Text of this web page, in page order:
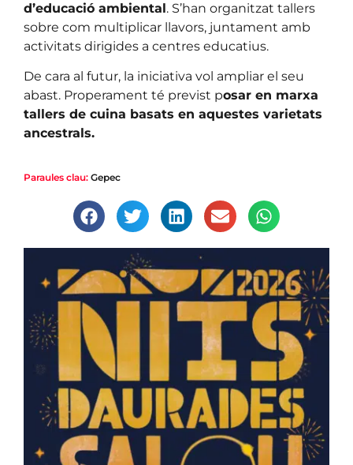
d’educació ambiental. S’han organitzat tallers
sobre com multiplicar llavors, juntament amb
activitats dirigides a centres educatius.
De cara al futur, la iniciativa vol ampliar el seu
abast. Properament té previst posar en marxa
tallers de cuina basats en aquestes varietats
ancestrals.
Paraules clau: Gepec